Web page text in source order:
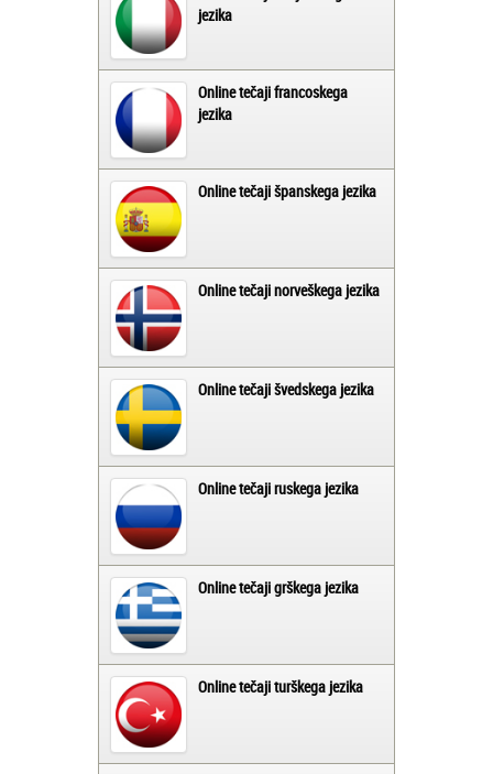
jezika
Online tečaji francoskega
jezika
Online tečaji španskega jezika
Online tečaji norveškega jezika
Online tečaji švedskega jezika
Online tečaji ruskega jezika
Online tečaji grškega jezika
Online tečaji turškega jezika